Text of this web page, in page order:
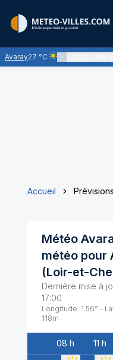
Avaray27 °C
Ciel clair -
Accueil
Météo
météo pour
(Loir-et-
Dernière mise à
17:00
Longitude: 1.56° -
118m
Date
08 h 11 h